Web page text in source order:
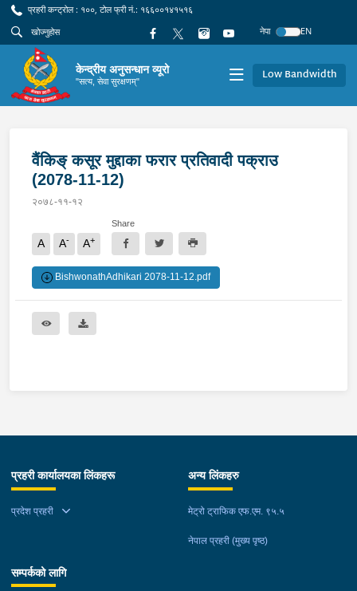
प्रहरी कन्ट्रोल : १००, टोल फ्री नं.: १६६००१४१५१६
नेपा
EN
केन्द्रीय अनुसन्धान व्यूरो
"सत्य, सेवा सुरक्षणम्" Low Bandwidth
वैंकिङ् कसूर मुद्दाका फरार प्रतिवादी पक्राउ
(2078-11-12)
२०७८-११-१२
A A- A+
Share
BishwonathAdhikari 2078-11-12.pdf
प्रहरी कार्यालयका लिंकहरू
प्रदेश प्रहरी
अन्य लिंकहरु
मेट्रो ट्राफिक एफ.एम. ९५.५
नेपाल प्रहरी (मुख्य पृष्ठ)
सम्पर्कको लागि